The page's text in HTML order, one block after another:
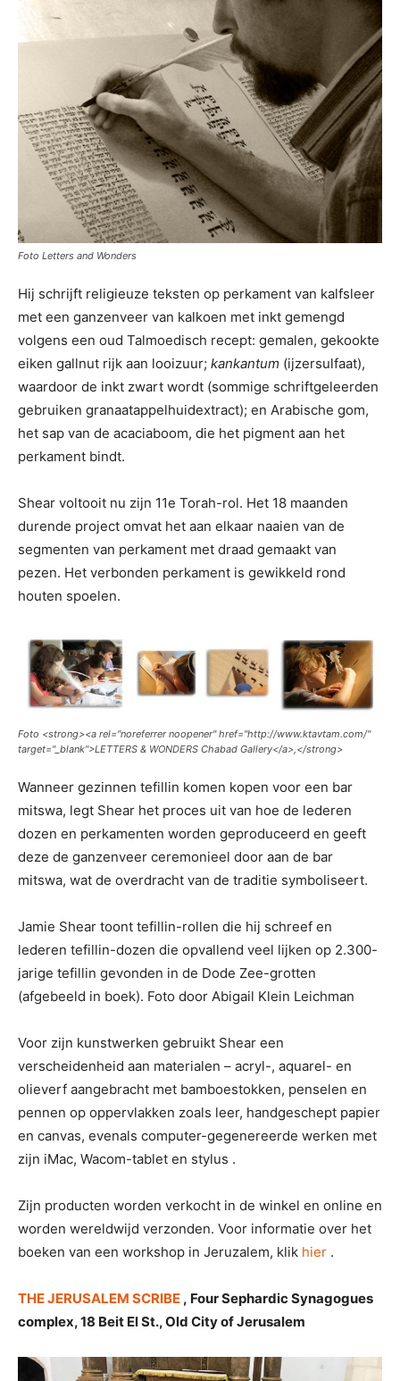
Foto Letters and Wonders
Hij schrijft religieuze teksten op perkament van kalfsleer
met een ganzenveer van kalkoen met inkt gemengd
volgens een oud Talmoedisch recept: gemalen, gekookte
eiken gallnut rijk aan looizuur; kankantum (ijzersulfaat),
waardoor de inkt zwart wordt (sommige schriftgeleerden
gebruiken granaatappelhuidextract); en Arabische gom,
het sap van de acaciaboom, die het pigment aan het
perkament bindt.
Shear voltooit nu zijn 11e Torah-rol. Het 18 maanden
durende project omvat het aan elkaar naaien van de
segmenten van perkament met draad gemaakt van
pezen. Het verbonden perkament is gewikkeld rond
houten spoelen.
Foto <strong><a rel="noreferrer noopener" href="http://www.ktavtam.com/"
target="_blank">LETTERS & WONDERS Chabad Gallery</a>,</strong>
Wanneer gezinnen tefillin komen kopen voor een bar
mitswa, legt Shear het proces uit van hoe de lederen
dozen en perkamenten worden geproduceerd en geeft
deze de ganzenveer ceremonieel door aan de bar
mitswa, wat de overdracht van de traditie symboliseert.
Jamie Shear toont tefillin-rollen die hij schreef en
lederen tefillin-dozen die opvallend veel lijken op 2.300-
jarige tefillin gevonden in de Dode Zee-grotten
(afgebeeld in boek). Foto door Abigail Klein Leichman
Voor zijn kunstwerken gebruikt Shear een
verscheidenheid aan materialen – acryl-, aquarel- en
olieverf aangebracht met bamboestokken, penselen en
pennen op oppervlakken zoals leer, handgeschept papier
en canvas, evenals computer-gegenereerde werken met
zijn iMac, Wacom-tablet en stylus .
Zijn producten worden verkocht in de winkel en online en
worden wereldwijd verzonden. Voor informatie over het
boeken van een workshop in Jeruzalem, klik hier .
THE JERUSALEM SCRIBE , Four Sephardic Synagogues
complex, 18 Beit El St., Old City of Jerusalem